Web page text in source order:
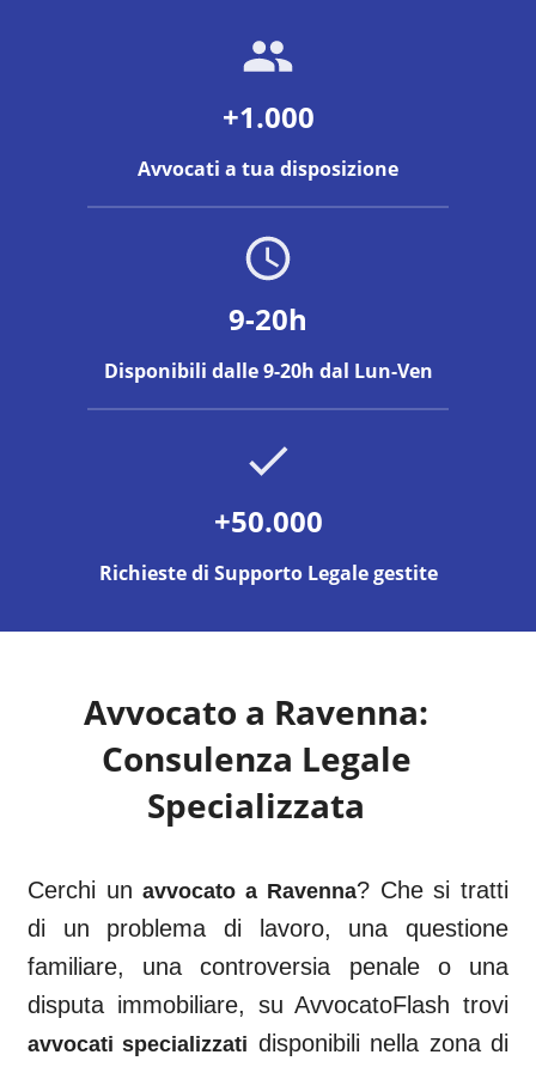
+1.000
Avvocati a tua disposizione
9-20h
Disponibili dalle 9-20h dal Lun-Ven
+50.000
Richieste di Supporto Legale gestite
Avvocato a Ravenna:
Consulenza Legale
Specializzata
Cerchi unavvocato a Ravenna? Che si tratti
di un problema di lavoro, una questione
familiare, una controversia penale o una
disputa immobiliare, su AvvocatoFlash trovi
avvocati specializzati disponibili nella zona di